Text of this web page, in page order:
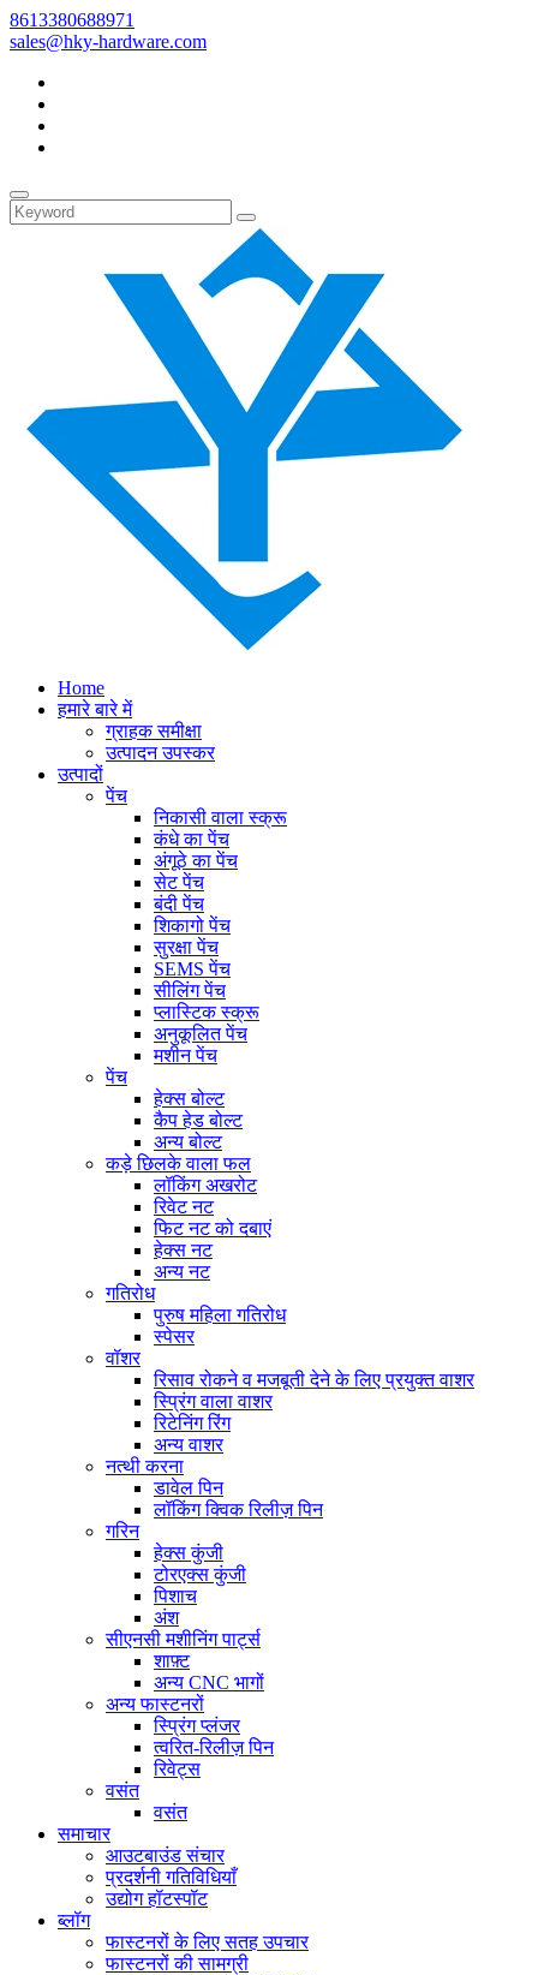
8613380688971
sales@hky-hardware.com
Home
हमारे बारे में
ग्राहक समीक्षा
उत्पादन उपस्कर
उत्पादों
पेंच
निकासी वाला स्क्रू
कंधे का पेंच
अंगूठे का पेंच
सेट पेंच
बंदी पेंच
शिकागो पेंच
सुरक्षा पेंच
SEMS पेंच
सीलिंग पेंच
प्लास्टिक स्क्रू
अनुकूलित पेंच
मशीन पेंच
पेंच
हेक्स बोल्ट
कैप हेड बोल्ट
अन्य बोल्ट
कड़े छिलके वाला फल
लॉकिंग अखरोट
रिवेट नट
फिट नट को दबाएं
हेक्स नट
अन्य नट
गतिरोध
पुरुष महिला गतिरोध
स्पेसर
वॉशर
रिसाव रोकने व मजबूती देने के लिए प्रयुक्त वाशर
स्प्रिंग वाला वाशर
रिटेनिंग रिंग
अन्य वाशर
नत्थी करना
डावेल पिन
लॉकिंग क्विक रिलीज़ पिन
गरिन
हेक्स कुंजी
टोरएक्स कुंजी
पिशाच
अंश
सीएनसी मशीनिंग पार्ट्स
शाफ़्ट
अन्य CNC भागों
अन्य फास्टनरों
स्प्रिंग प्लंजर
त्वरित-रिलीज़ पिन
रिवेट्स
वसंत
वसंत
समाचार
आउटबाउंड संचार
प्रदर्शनी गतिविधियाँ
उद्योग हॉटस्पॉट
ब्लॉग
फास्टनरों के लिए सतह उपचार
फास्टनरों की सामग्री